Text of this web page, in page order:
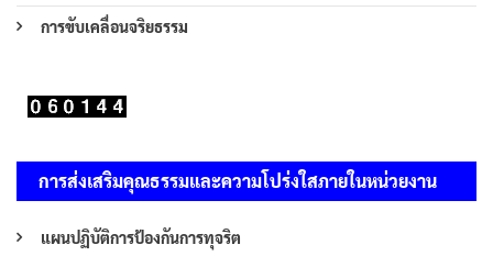
การขับเคลื่อนจริยธรรม
การส่งเสริมคุณธรรมและความโปร่งใสภายในหน่วยงาน
แผนปฏิบัติการป้องกันการทุจริต